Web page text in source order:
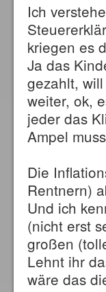
Ich
kriegen es
Ja das
gezahlt,
weiter, ok,
jeder das
Ampel
Die
Rentnern)
Und ich
(nicht erst
großen
Lehnt ihr
wäre das